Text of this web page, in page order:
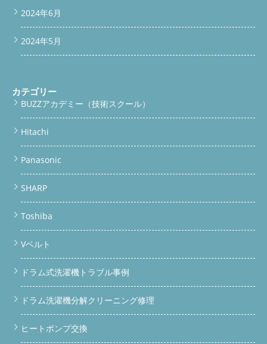
2024年6月
2024年5月
カテゴリー
BUZZアカデミー（技術スクール）
Hitachi
Panasonic
SHARP
Toshiba
Vベルト
ドラム式洗濯機トラブル事例
ドラム洗濯機分解クリーニング修理
ヒートポンプ交換